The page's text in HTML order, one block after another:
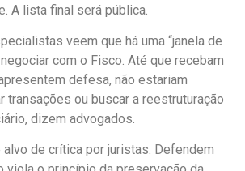
A lista final será pública.
veem que há uma “janela de
com o Fisco. Até que recebam
defesa, não estariam
transações ou buscar a reestruturação
dizem advogados.
alvo de crítica por juristas. Defendem